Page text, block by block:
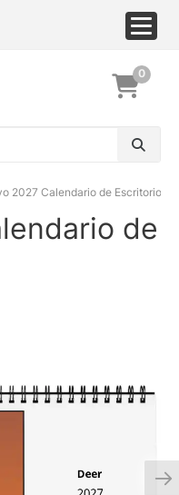
0
2027 Calendario de Escritorio
de